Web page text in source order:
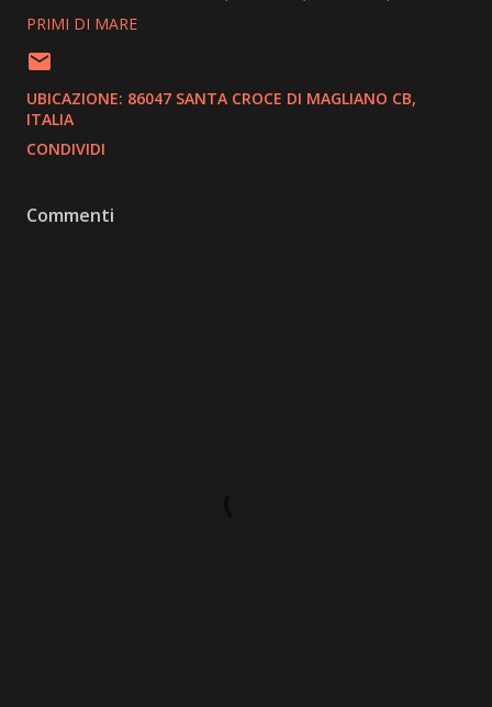
PRIMI DI MARE
UBICAZIONE: 86047 SANTA CROCE DI MAGLIANO CB,
ITALIA
CONDIVIDI
Commenti